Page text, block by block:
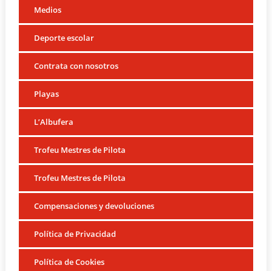
Medios
Deporte escolar
Contrata con nosotros
Playas
L’Albufera
Trofeu Mestres de Pilota
Trofeu Mestres de Pilota
Compensaciones y devoluciones
Política de Privacidad
Política de Cookies